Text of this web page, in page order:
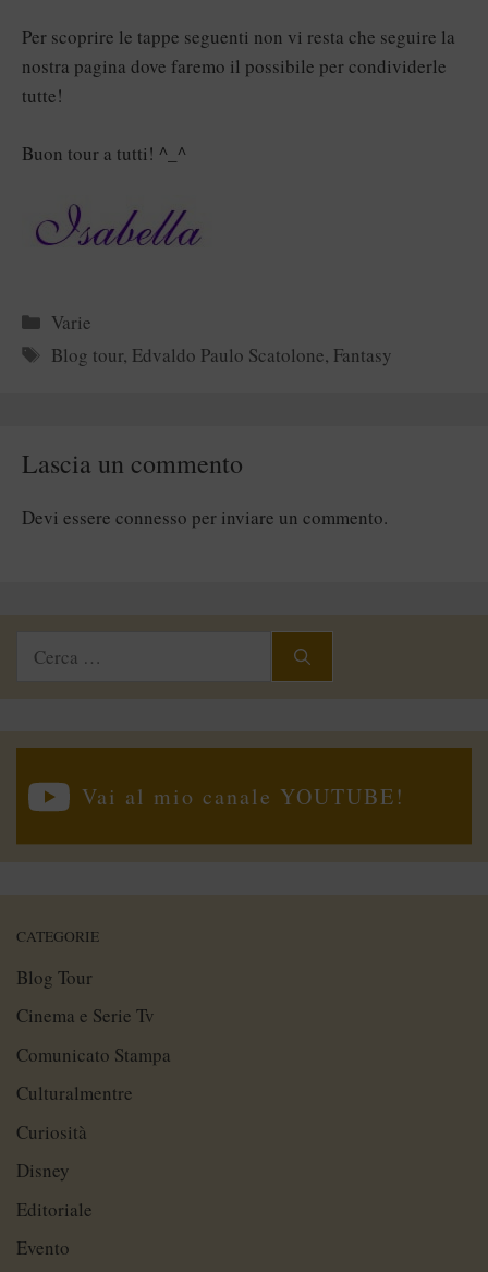
Per scoprire le tappe seguenti non vi resta che seguire la
nostra pagina dove faremo il possibile per condividerle
tutte!
Buon tour a tutti! ^_^
Categorie
Varie
Tag
Blog tour, Edvaldo Paulo Scatolone, Fantasy
Lascia un commento
Devi essere connesso per inviare un commento.
Vai al mio canale YOUTUBE!
CATEGORIE
Blog Tour
Cinema e Serie Tv
Comunicato Stampa
Culturalmentre
Curiosità
Disney
Editoriale
Evento